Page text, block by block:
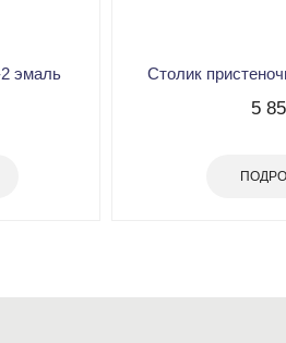
эмаль Столик
5